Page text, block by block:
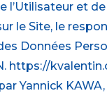
l’Utilisateur et de
le Site, le
Données
https://
Yannick